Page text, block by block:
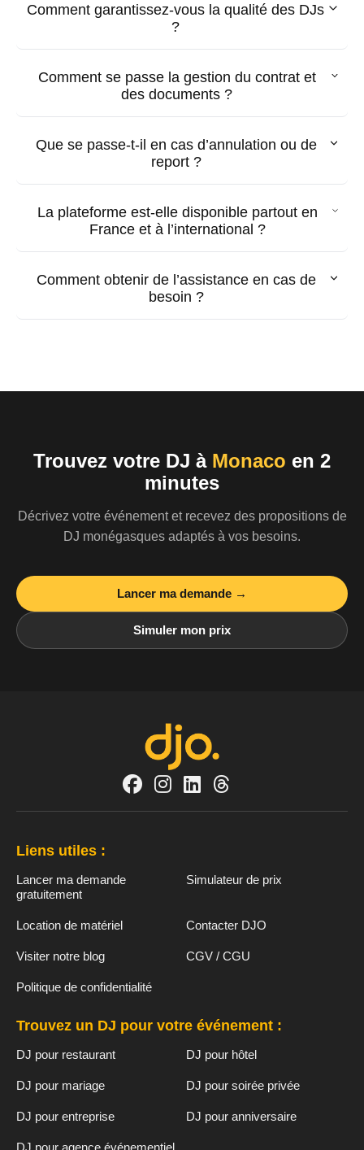
Comment garantissez-vous la qualité des DJs
?
Comment se passe la gestion du contrat et
des documents ?
Que se passe-t-il en cas d’annulation ou de
report ?
La plateforme est-elle disponible partout en
France et à l’international ?
Comment obtenir de l’assistance en cas de
besoin ?
Trouvez votre DJ à Monaco en 2
minutes
Décrivez votre événement et recevez des propositions de
DJ monégasques adaptés à vos besoins.
Lancer ma demande →
Simuler mon prix
Liens utiles :
Lancer ma demande
gratuitement
Simulateur de prix
Location de matériel Contacter DJO
Visiter notre blog CGV / CGU
Politique de confidentialité
Trouvez un DJ pour votre événement :
DJ pour restaurant DJ pour hôtel
DJ pour mariage DJ pour soirée privée
DJ pour entreprise DJ pour anniversaire